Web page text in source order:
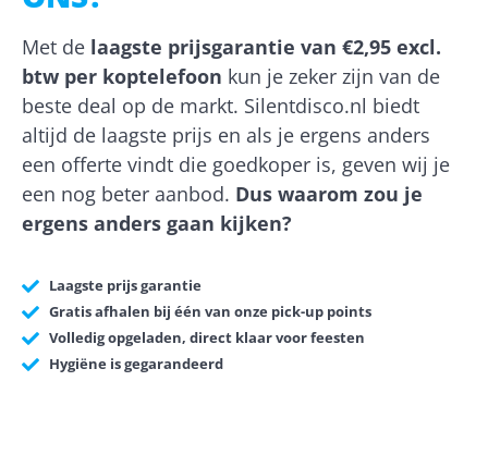
Met de laagste prijsgarantie van €2,95 excl.
btw per koptelefoon kun je zeker zijn van de
beste deal op de markt. Silentdisco.nl biedt
altijd de laagste prijs en als je ergens anders
een offerte vindt die goedkoper is, geven wij je
een nog beter aanbod. Dus waarom zou je
ergens anders gaan kijken?
Laagste prijs garantie
Gratis afhalen bij één van onze pick-up points
Volledig opgeladen, direct klaar voor feesten
Hygiëne is gegarandeerd